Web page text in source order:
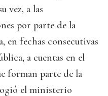
vez, a las
por parte de la
en fechas consecutivas
a cuentas en el
forman parte de la
el ministerio